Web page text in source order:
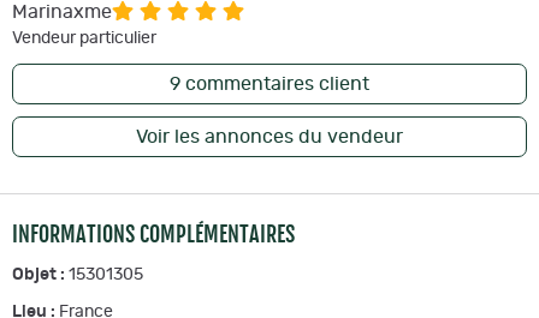
Marinaxme
Vendeur particulier
9 commentaires client
Voir les annonces du vendeur
INFORMATIONS COMPLÉMENTAIRES
Objet : 15301305
Lieu : France